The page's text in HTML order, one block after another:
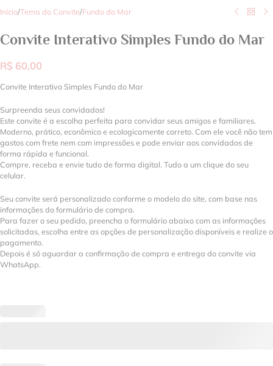
Início/Tema do Convite/Fundo do Mar
Convite Interativo Simples Fundo do Mar
R$ 60,00
Convite Interativo Simples Fundo do Mar
Surpreenda seus convidados!
Este convite é a escolha perfeita para convidar seus amigos e familiares.
Moderno, prático, econômico e ecologicamente correto. Com ele você não tem
gastos com frete nem com impressões e pode enviar aos convidados de
forma rápida e funcional.
Compre, receba e envie tudo de forma digital. Tudo a um clique do seu
celular.
Seu convite será personalizado conforme o modelo do site, com base nas
informações do formulário de compra.
Para fazer o seu pedido, preencha o formulário abaixo com as informações
solicitadas, escolha entre as opções de personalização disponíveis e realize o
pagamento.
Depois é só aguardar a confirmação de compra e entrega do convite via
WhatsApp.